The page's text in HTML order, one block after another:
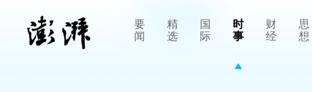
要
闻
精
选
国
际
时
事
财
经
思
想